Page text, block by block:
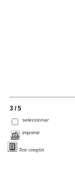
3 / 5
seleccionar
imprimir
Text complet